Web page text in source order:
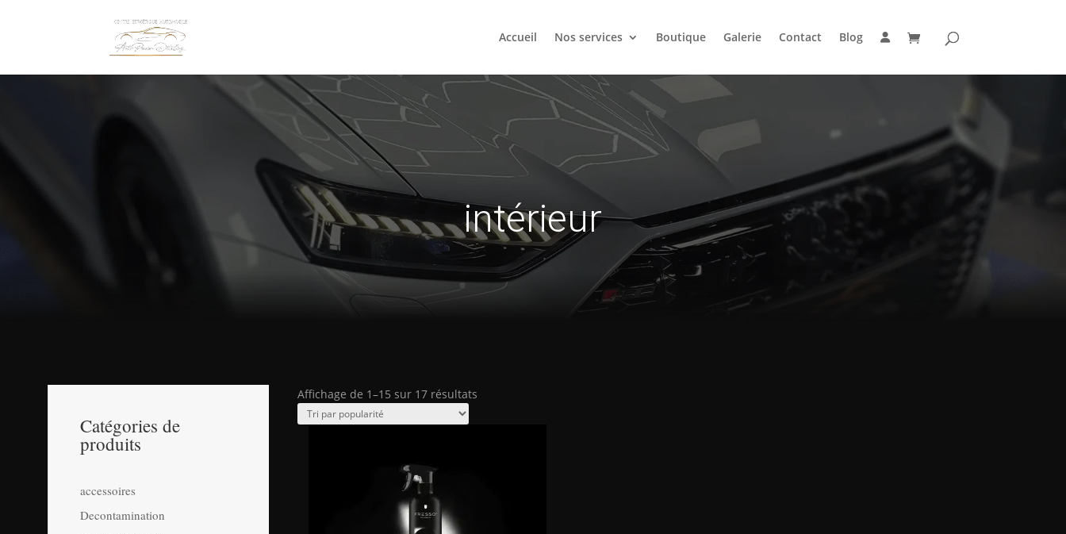
Accueil Nos services Boutique Galerie Contact Blog
intérieur
Catégories de
produits
accessoires
Decontamination
Affichage de 1–15 sur 17 résultats